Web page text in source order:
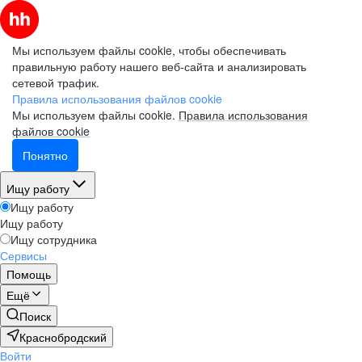
Мы используем файлы cookie, чтобы обеспечивать
правильную работу нашего веб-сайта и анализировать
сетевой трафик.
Правила использования файлов cookie
Мы используем файлы cookie. Правила использования
файлов cookie
Понятно
Ищу работу
Ищу работу
Ищу работу
Ищу сотрудника
Сервисы
Помощь
Ещё
Поиск
Краснобродский
Войти